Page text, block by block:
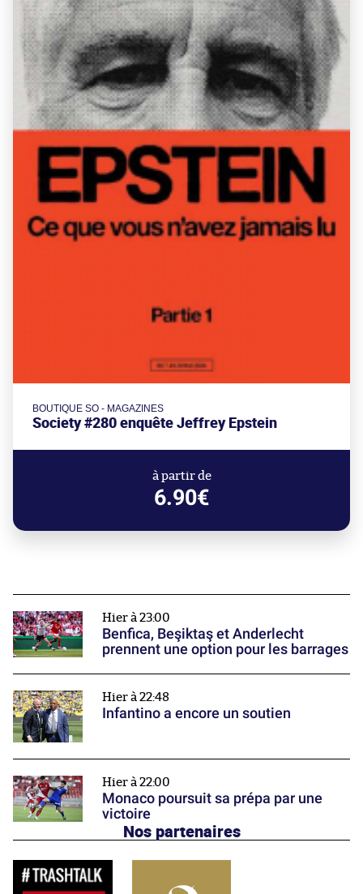
BOUTIQUE SO - MAGAZINES
Society #280 enquête Jeffrey Epstein
à partir de
6.90€
Hier à 23:00
Benfica, Beşiktaş et Anderlecht
prennent une option pour les barrages
Hier à 22:48
Infantino a encore un soutien
Hier à 22:00
Monaco poursuit sa prépa par une
victoire
Nos partenaires